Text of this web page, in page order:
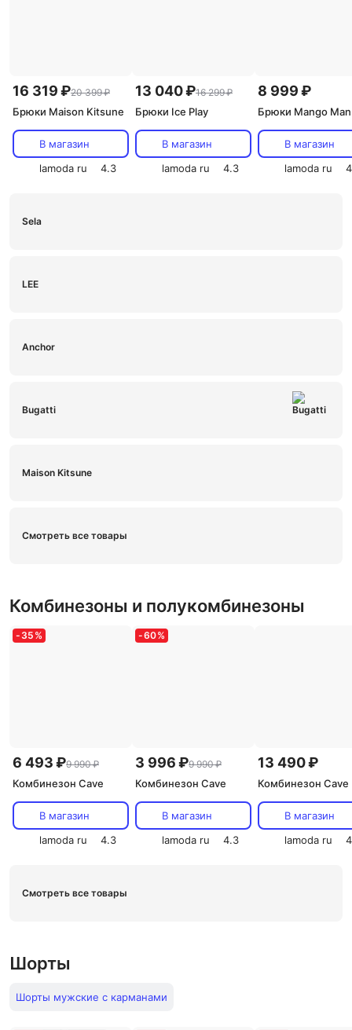
16 319 ₽20 399 ₽
Брюки Maison Kitsune
В магазин
lamoda ru
4.3
13 040 ₽16 299 ₽
Брюки Ice Play
В магазин
lamoda ru
4.3
8 999 ₽
Брюки Mango Man
В магазин
lamoda ru
Sela
LEE
Anchor
Bugatti
Maison Kitsune
Смотреть все товары
Комбинезоны и полукомбинезоны
- 35 %
6 493 ₽9 990 ₽
Комбинезон Cave
В магазин
lamoda ru
4.3
-60%
3 996 ₽9 990 ₽
Комбинезон Cave
В магазин
lamoda ru
4.3
13 490 ₽
Комбинезон Cave
В магазин
lamoda ru
Смотреть все товары
Шорты
Шорты мужские с карманами